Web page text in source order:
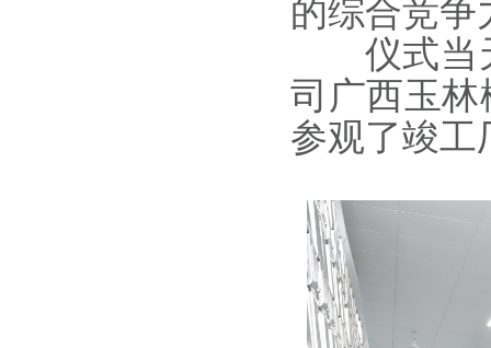
的综合竞争
仪式当天
司广西玉
参观了竣工